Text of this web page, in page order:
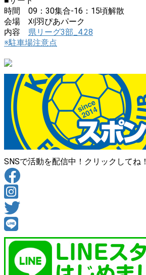
時間 09：30集合-16：15頃解散
会場 刈羽ぴあパーク
内容 県リーグ3部_4.28
※駐車場注意点
SNSで活動を配信中！クリックしてね！